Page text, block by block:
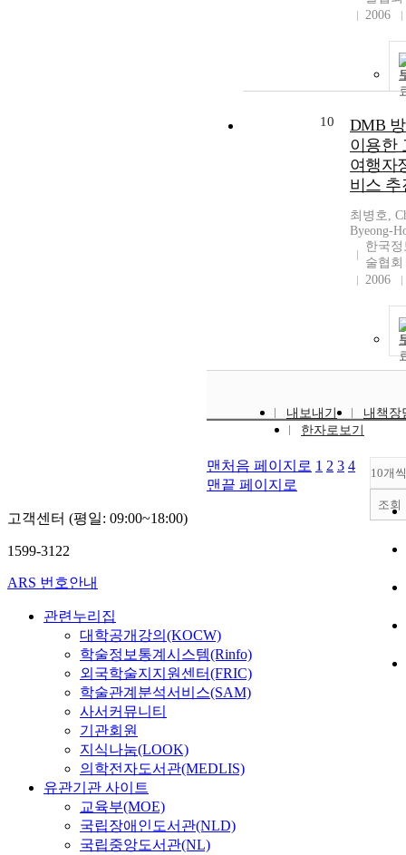
2006
10
DMB
이용한
여행자
비스 추
최병호,
Byeong-
한국
술협회
2006
내보내기
내책장
한자로보기
10개
조회
맨처음 페이지로 1 2 3 4
맨끝 페이지로
고객센터 (평일: 09:00~18:00)
1599-3122
ARS 번호안내
관련누리집
대학공개강의(KOCW)
학술정보통계시스템(Rinfo)
외국학술지지원센터(FRIC)
학술관계분석서비스(SAM)
사서커뮤니티
기관회원
지식나눔(LOOK)
의학전자도서관(MEDLIS)
유관기관 사이트
교육부(MOE)
국립장애인도서관(NLD)
국립중앙도서관(NL)